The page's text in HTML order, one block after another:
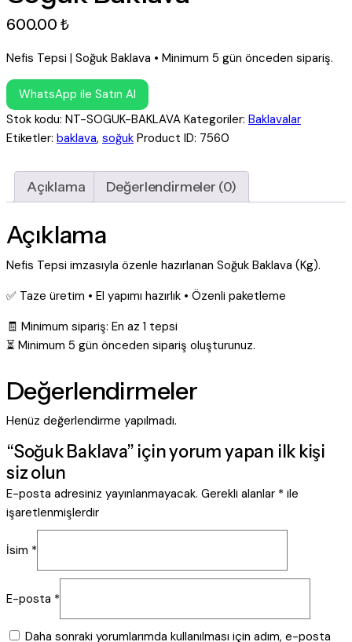
600.00 ₺
Nefis Tepsi | Soğuk Baklava • Minimum 5 gün önceden sipariş.
WhatsApp ile Satın Al
Stok kodu: NT-SOGUK-BAKLAVA Kategoriler: Baklavalar
Etiketler: baklava, soğuk Product ID: 7560
Açıklama Değerlendirmeler (0)
Açıklama
Nefis Tepsi imzasıyla özenle hazırlanan Soğuk Baklava (Kg).
✅ Taze üretim • El yapımı hazırlık • Özenli paketleme
🧾 Minimum sipariş: En az 1 tepsi
⏳ Minimum 5 gün önceden sipariş oluşturunuz.
Değerlendirmeler
Henüz değerlendirme yapılmadı.
“Soğuk Baklava” için yorum yapan ilk kişi
siz olun
E-posta adresiniz yayınlanmayacak. Gerekli alanlar * ile
işaretlenmişlerdir
İsim *
E-posta *
Daha sonraki yorumlarımda kullanılması için adım, e-posta